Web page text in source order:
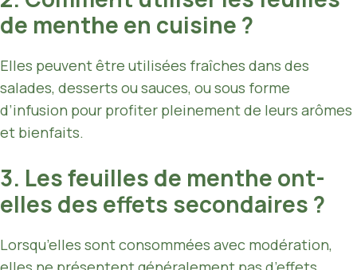
de menthe en cuisine ?
Elles peuvent être utilisées fraîches dans des
salades, desserts ou sauces, ou sous forme
d’infusion pour profiter pleinement de leurs arômes
et bienfaits.
3. Les feuilles de menthe ont-
elles des effets secondaires ?
Lorsqu’elles sont consommées avec modération,